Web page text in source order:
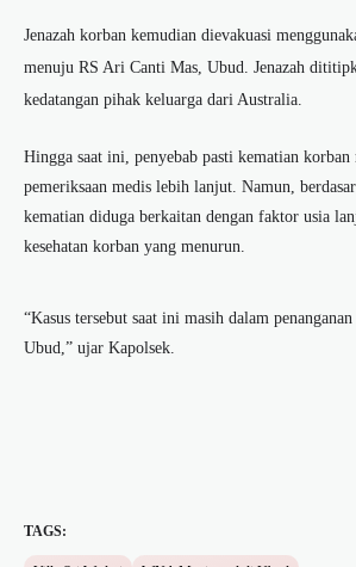
Jenazah korban kemudian dievakuasi
menuju RS Ari Canti Mas, Ubud. Jenazah
kedatangan pihak keluarga dari Australia.
Hingga saat ini, penyebab pasti kematian
pemeriksaan medis lebih lanjut. Namun,
kematian diduga berkaitan dengan faktor usia
kesehatan korban yang menurun.
“Kasus tersebut saat ini masih dalam
Ubud,” ujar Kapolsek.
TAGS: